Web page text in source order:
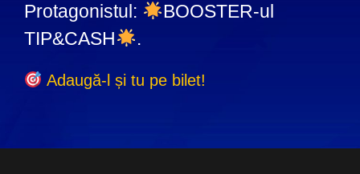
Protagonistul:
BOOSTER-ul
TIP&CASH
.
Adaugă-l și tu pe bilet!